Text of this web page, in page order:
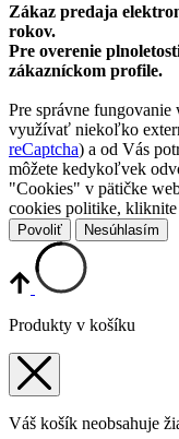
Zákaz predaja
rokov.
Pre overenie
zákazníckom profile.
Pre správne fungovanie
využívať niekoľko
reCaptcha) a od Vás
môžete kedykoľvek
"Cookies" v pätičke
cookies politike,
Povoliť Nesúhlasím
Produkty v košíku
Váš košík neobsahuje